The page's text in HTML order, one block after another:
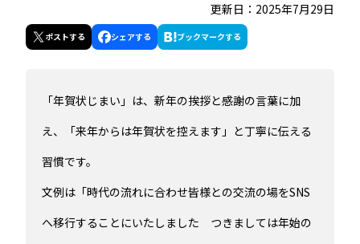
ポストする シェアする ブックマークする
更新日：2025年7月29日
「年賀状じまい」は、新年の挨拶と感謝の言葉に加
え、「来年からは年賀状を控えます」と丁寧に伝える
習慣です。
文例は「時代の流れに合わせ皆様との交流の場をSNS
へ移行することにいたしました つきましては年始の